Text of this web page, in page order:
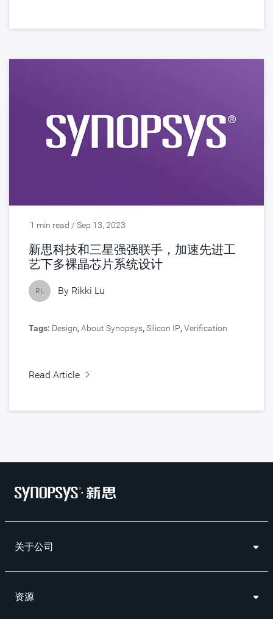
1 min read / Sep 13, 2023
新思科技和三星强强联手，加速先进工
艺下多裸晶芯片系统设计
RL By Rikki Lu
Tags: Design,About Synopsys,Silicon IP,Verification
Read Article
关于公司
资源